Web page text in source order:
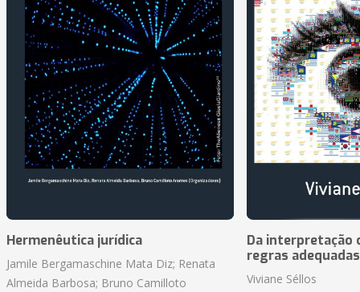
Hermenêutica jurídica
Jamile Bergamaschine Mata Diz; Renata
Almeida Barbosa; Bruno Camilloto
Da interpretação
regras
Viviane Séllos